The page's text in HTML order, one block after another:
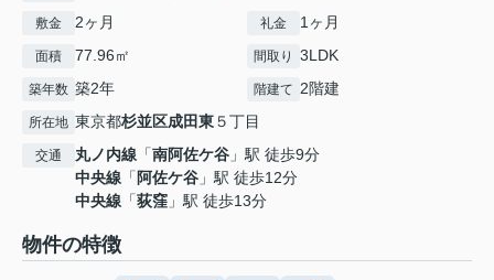
敷金 2ヶ月 礼金 1ヶ月
面積 77.96㎡ 間取り 3LDK
築年数 築2年 階建て 2階建
所在地 東京都杉並区成田東５丁目
交通 丸ノ内線 「南阿佐ケ谷 」駅 徒歩9分
中央線 「 阿佐ケ谷 」駅 徒歩12分
中央線 「荻窪 」駅 徒歩13分
物件の特徴